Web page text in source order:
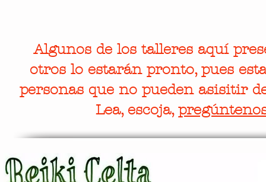
Algunos de los talleres aquí
otros lo estarán pronto, pues
personas que no pueden asisitir
Lea, escoja,